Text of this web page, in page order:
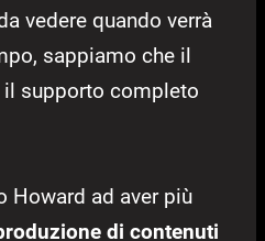
vedere quando verrà
sappiamo che il
il supporto completo
Howard ad aver più
di contenuti